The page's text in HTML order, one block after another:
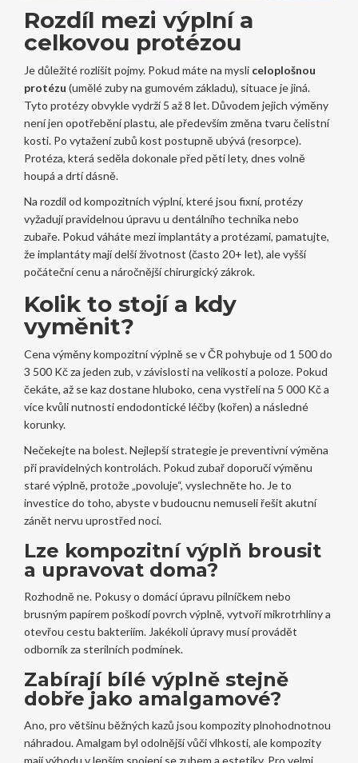
Rozdíl mezi výplní a
celkovou protézou
Je důležité rozlišit pojmy. Pokud máte na mysli celoplošnou
protézu (umělé zuby na gumovém základu), situace je jiná.
Tyto protézy obvykle vydrží 5 až 8 let. Důvodem jejich výměny
není jen opotřebění plastu, ale především změna tvaru čelistní
kosti. Po vytažení zubů kost postupně ubývá (resorpce).
Protéza, která seděla dokonale před pěti lety, dnes volně
houpá a drtí dásně.
Na rozdíl od kompozitních výplní, které jsou fixní, protézy
vyžadují pravidelnou úpravu u dentálního technika nebo
zubaře. Pokud váháte mezi implantáty a protézami, pamatujte,
že implantáty mají delší životnost (často 20+ let), ale vyšší
počáteční cenu a náročnější chirurgický zákrok.
Kolik to stojí a kdy
vyměnit?
Cena výměny kompozitní výplně se v ČR pohybuje od 1 500 do
3 500 Kč za jeden zub, v závislosti na velikosti a poloze. Pokud
čekáte, až se kaz dostane hluboko, cena vystřelí na 5 000 Kč a
více kvůli nutnosti endodontické léčby (kořen) a následné
korunky.
Nečekejte na bolest. Nejlepší strategie je preventivní výměna
při pravidelných kontrolách. Pokud zubař doporučí výměnu
staré výplně, protože „povoluje“, vyslechněte ho. Je to
investice do toho, abyste v budoucnu nemuseli řešit akutní
zánět nervu uprostřed noci.
Lze kompozitní výplň brousit
a upravovat doma?
Rozhodně ne. Pokusy o domácí úpravu pilníčkem nebo
brusným papírem poškodí povrch výplně, vytvoří mikrotrhliny a
otevřou cestu bakteriím. Jakékoli úpravy musí provádět
odborník za sterilních podmínek.
Zabírají bílé výplně stejně
dobře jako amalgamové?
Ano, pro většinu běžných kazů jsou kompozity plnohodnotnou
náhradou. Amalgam byl odolnější vůči vlhkosti, ale kompozity